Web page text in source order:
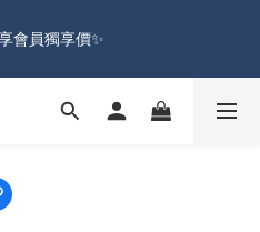
🚛
會員獨享價✨
知 進度及時掌握
NTD ưu đãi🔥Freeship từ 599
🚛